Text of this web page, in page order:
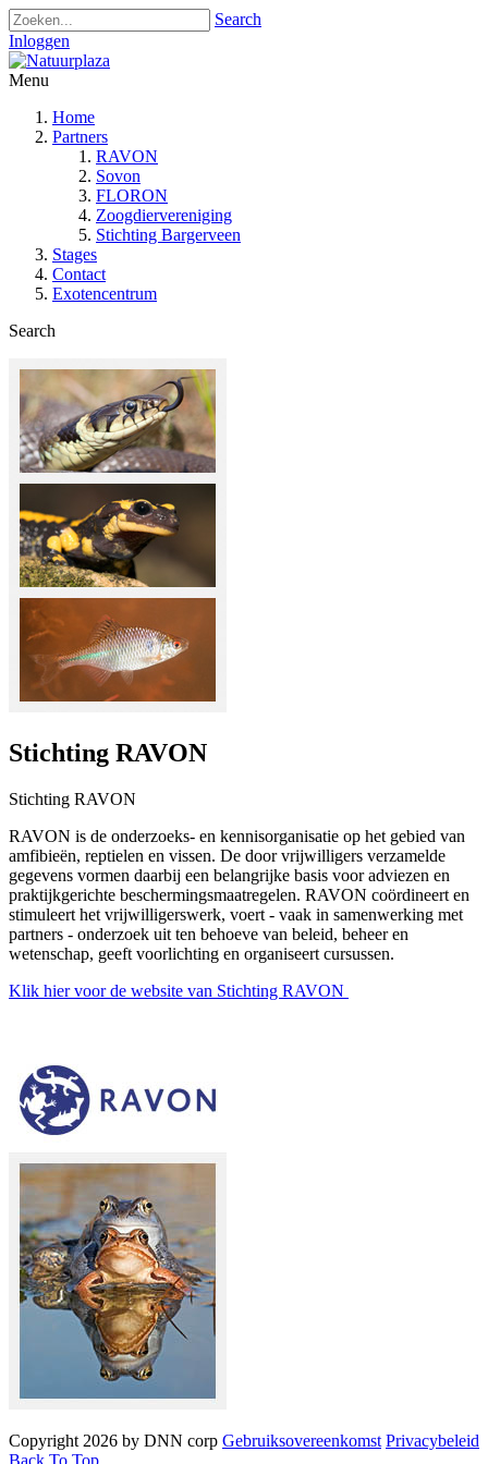
Search
Inloggen
Menu
Home
Partners
RAVON
Sovon
FLORON
Zoogdiervereniging
Stichting Bargerveen
Stages
Contact
Exotencentrum
Search
Stichting RAVON
Stichting RAVON
RAVON is de onderzoeks- en kennisorganisatie op het gebied van
amfibieën, reptielen en vissen. De door vrijwilligers verzamelde
gegevens vormen daarbij een belangrijke basis voor adviezen en
praktijkgerichte beschermingsmaatregelen. RAVON coördineert en
stimuleert het vrijwilligerswerk, voert - vaak in samenwerking met
partners - onderzoek uit ten behoeve van beleid, beheer en
wetenschap, geeft voorlichting en organiseert cursussen.
Klik hier voor de website van Stichting RAVON
Copyright 2026 by DNN corp Gebruiksovereenkomst Privacybeleid
Back To Top